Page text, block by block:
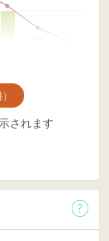
されます